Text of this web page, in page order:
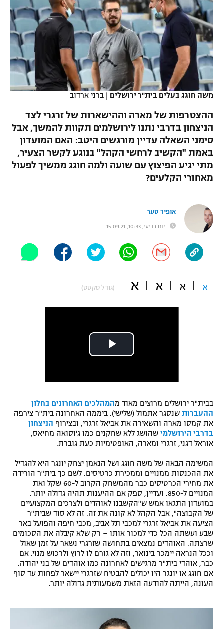
VOD
רץ ברשת
לוח שידורים
ברחבה
"מעל הליגה" – פודקאסט
מדיניות פרטיות
תקנון פעילות ספורט 1
רשיון להקרנה פומבית לבית עסק
הצטרפות לחבילת הערוצים
לוח דרושים – ג'ובנט
תגיות
המגזין
נבחרת ישראל
מכבי חיפה
בית"ר ירושלים
מכבי תל אביב
הפועל חיפה
הפועל באר שבע
מכבי נתניה
בני יהודה
ליגה ספרדית
ליגה איטלקית
ליגה צרפתית
ליגה הולנדית
ליגה טורקית
ליגה סינית
ליגה ברזילאית
כדורסל נשים
מכבי תל אביב
הפועל חולון
הפועל ירושלים
יורוליג
יורוקאפ
טניס
כדוריד
כדורעף
שחייה
ג'ודו
אגרוף
ספורט אולימפי
היאבקות WWE
אופניים
כדורמים
גיימינג E-Sports
משה חוגג בעלים בית"ר ירושלים | ברני ארדוב
ההצטרפות של מארה וההישארות של זרגרי לצד
הניצחון בדרבי נתנו לירושלמים תקוות להמשך, אבל
סימני השאלה עדיין מורגשים היטב: האם המועדון
באמת "הקשיב לרחשי הקהל" בנוגע לקשר הצעיר,
מתי יגיע הפיצוץ עם שועה ולמה חוגג ממשיך לפעול
מאחורי הקלעים?
אופיר סער
יום רביעי, 10:33, 15.09.21
א א א א (גודל טקסט)
בבית"ר ירושלים מרוצים מאוד מהמהלכים האחרונים בחלון
ההעברות שנסגר אתמול (שלישי). ביממה האחרונה בית"ר צירפה
את קמסו מארה והשאירה את אביאל זרגרי, ובצירוף הניצחון
בדרבי הירושלמי שהושג ללא שחקנים כמו ג'וסואה מחיאס,
אוראל דגני, זרגרי ומארה, האופטימיות כעת גוברת.
המשימה הבאה של משה חוגג ושל הנאמן יצחק יונגר היא להגדיל
את ההכנסות ממנויים וממכירת כרטיסים. לשם כך בית"ר הורידה
את מחירי הכרטיסים כבר מהמשחק הקרוב ל-60 שקל ואת
המנויים ל-850. ועדיין, ספק אם ההיענות תהיה גדולה יותר.
במועדון התגאו אמש ש"הקשבנו לאוהדים ולצרכים המקצועיים
של הקבוצה", אבל הקהל לא קונה את זה. זה לא סוד שבית"ר
הציעה את אביאל זרגרי למכבי תל אביב, מכבי חיפה והפועל באר
שבע ועשתה הכל כדי למכור אותו – רק שלא קיבלה את הסכומים
שרצתה. האוהדים נמצאים בתחושה שזרגרי נשאר על זמן שאול
וככל הנראה יימכר בינואר, וזה לא גורם לו לרוץ ולרכוש מנוי. אם
כבר, אוהדי בית"ר מרגישים לאחרונה כמו אוהדים של בני יהודה.
אם חוגג או יונגר היו יכולים להבטיח שזרגרי יישאר לפחות עד סוף
העונה, הייתה להודעה הזאת משמעותית גדולה יותר.